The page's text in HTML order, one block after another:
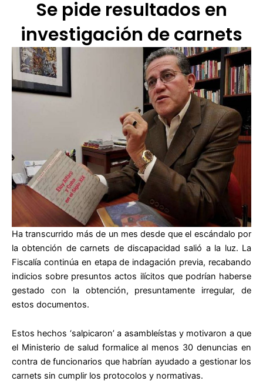
Se pide resultados en
investigación de carnets
Ha transcurrido más de un mes desde que el escándalo por
la obtención de carnets de discapacidad salió a la luz. La
Fiscalía continúa en etapa de indagación previa, recabando
indicios sobre presuntos actos ilícitos que podrían haberse
gestado con la obtención, presuntamente irregular, de
estos documentos.
Estos hechos ‘salpicaron’ a asambleístas y motivaron a que
el Ministerio de salud formalice al menos 30 denuncias en
contra de funcionarios que habrían ayudado a gestionar los
carnets sin cumplir los protocolos y normativas.